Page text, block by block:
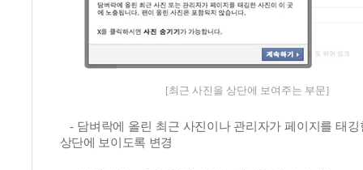
[최근 사진을 상단에 보여주는 부문]
- 담벼락에 올린 최근 사진이나 관리자가 페이지를 태
상단에 보이도록 변경